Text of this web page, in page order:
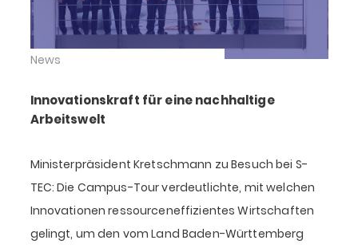
News
Innovationskraft für eine nachhaltige
Arbeitswelt
Ministerpräsident Kretschmann zu Besuch bei S-
TEC: Die Campus-Tour verdeutlichte, mit welchen
Innovationen ressourceneffizientes Wirtschaften
gelingt, um den vom Land Baden-Württemberg